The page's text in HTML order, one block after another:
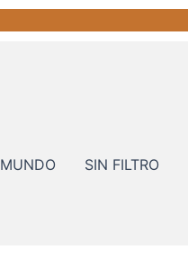
MUNDO SIN FILTRO